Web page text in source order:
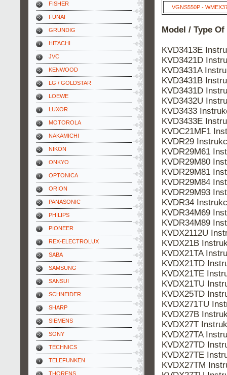
FISHER
FUNAI
GRUNDIG
HITACHI
JVC
KENWOOD
LG / GOLDSTAR
LOEWE
LUXOR
MOTOROLA
NAKAMICHI
NIKON
ONKYO
OPTONICA
ORION
PANASONIC
PHILIPS
PIONEER
REX-ELECTROLUX
SABA
SAMSUNG
SANSUI
SCHNEIDER
SHARP
SIEMENS
SONY
TECHNICS
TELEFUNKEN
THORENS
VGNS550P -
Model / Type
KVD3413E
KVD3421D
KVD3431A
KVD3431B
KVD3431D
KVD3432U
KVD3433
KVD3433E
KVDC21MF1
KVDR29
KVDR29M61
KVDR29M80
KVDR29M81
KVDR29M84
KVDR29M93
KVDR34
KVDR34M69
KVDR34M89
KVDX2112U
KVDX21B
KVDX21TA
KVDX21TD
KVDX21TE
KVDX21TU
KVDX25TD
KVDX271TU
KVDX27B
KVDX27T
KVDX27TA
KVDX27TD
KVDX27TE
KVDX27TM